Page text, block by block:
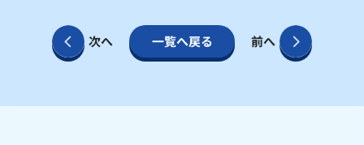
次へ 一覧へ戻る 前へ